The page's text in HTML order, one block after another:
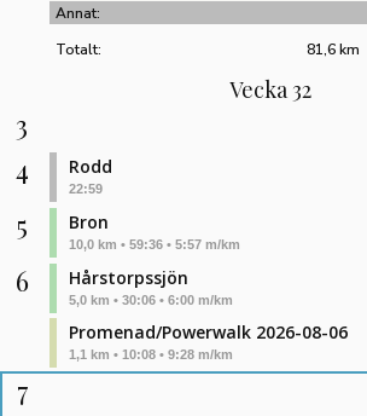
Annat:
Totalt:
81,6 km
Vecka 32
3
4
Rodd
22:59
5 Bron
10,0 km • 59:36 • 5:57 m/km
6 Hårstorpssjön
5,0 km • 30:06 • 6:00 m/km
Promenad/Powerwalk 2026-08-06
1,1 km • 10:08 • 9:28 m/km
7